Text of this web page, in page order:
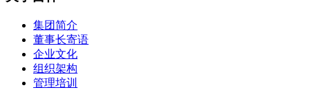
集团简介
董事长寄语
企业文化
组织架构
管理培训